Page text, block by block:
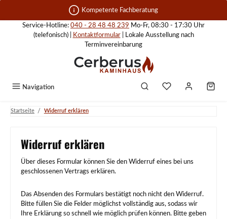
Zum Hauptinhalt springen Kompetente Fachberatung
Service-Hotline: 040 - 28 48 48 239 Mo-Fr, 08:30 - 17:30 Uhr
(telefonisch) |
Kontaktformular| Lokale Ausstellung nach
Terminvereinbarung
Navigation
Startseite / Widerruf erklären
Widerruf erklären
Über dieses Formular können Sie den Widerruf eines bei uns
geschlossenen Vertrags erklären.
Das Absenden des Formulars bestätigt noch nicht den Widerruf.
Bitte füllen Sie die Felder möglichst vollständig aus, sodass wir
Ihre Erklärung so schnell wie möglich prüfen können. Bitte geben